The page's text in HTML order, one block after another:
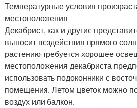
Температурные условия
местоположения
Декабрист, как и другие
выносит воздействия прямого
растению требуется хорошее
местоположения декабриста
использовать подоконники с
помещения. Летом цветок можно
воздух или балкон.